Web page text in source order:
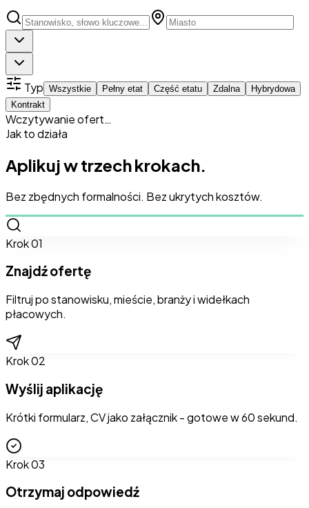
Typ Wszystkie Pełny etat Część etatu Zdalna
Hybrydowa
Kontrakt
Wczytywanie ofert…
Jak to działa
Aplikuj wtrzech krokach.
Bez zbędnych formalności. Bez ukrytych kosztów.
Krok01
Znajdź ofertę
Filtruj po stanowisku, mieście, branży i widełkach
płacowych.
Krok02
Wyślij aplikację
Krótki formularz, CV jako załącznik - gotowe w 60 sekund.
Krok03
Otrzymaj odpowiedź